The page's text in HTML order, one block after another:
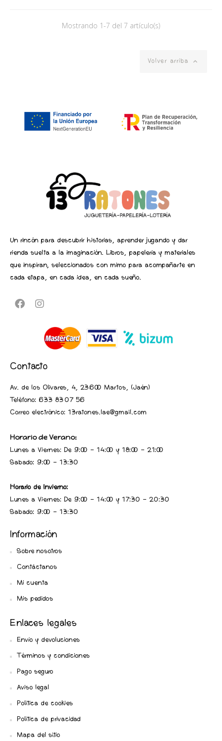
Mostrando 1-7 del 7 artículo(s)
Volver arriba 
Un rincón para descubrir historias, aprender jugando y dar
rienda suelta a la imaginación. Libros, papelería y materiales
que inspiran, seleccionados con mimo para acompañarte en
cada etapa, en cada idea, en cada sueño.
Contacto
Av. de los Olivares, 4, 23600 Martos, (Jaén)
Teléfono: 633 83 07 56
Correo electrónico: 13ratones.lae@gmail.com
Horario de Verano:
Lunes a Viernes: De 9:00 - 14:00 y 18:00 - 21:00
Sabado: 9:00 - 13:30
Horario de Invierno:
Lunes a Viernes: De 9:00 - 14:00 y 17:30 - 20:30
Sabado: 9:00 - 13:30
Información
Sobre nosotros
Contáctanos
Mi cuenta
Mis pedidos
Enlaces legales
Envío y devoluciones
Términos y condiciones
Pago seguro
Aviso legal
Política de cookies
Política de privacidad
Mapa del sitio